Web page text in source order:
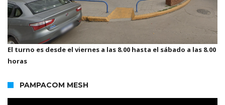
El turno es desde el viernes a las 8.00 hasta el sábado a las 8.00
horas
PAMPACOM MESH